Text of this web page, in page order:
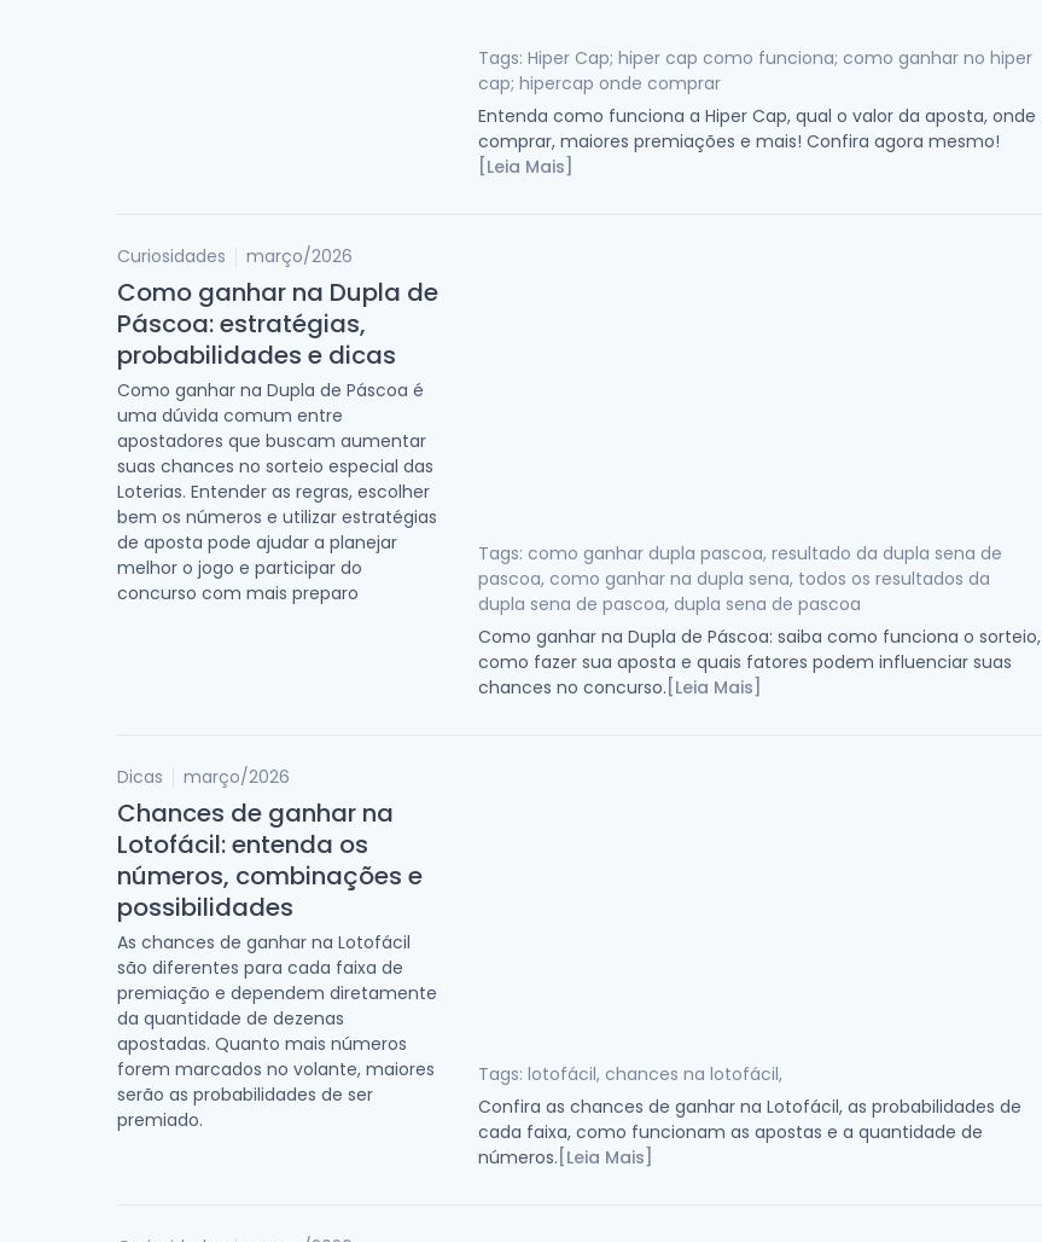
Tags: Hiper Cap; hiper cap como funciona; como ganhar no hiper
cap; hipercap onde comprar
Entenda como funciona a Hiper Cap, qual o valor da aposta, onde
comprar, maiores premiações e mais! Confira agora mesmo!
[Leia Mais]
Curiosidades março/2026
Como ganhar na Dupla de
Páscoa: estratégias,
probabilidades e dicas
Como ganhar na Dupla de Páscoa é
uma dúvida comum entre
apostadores que buscam aumentar
suas chances no sorteio especial das
Loterias. Entender as regras, escolher
bem os números e utilizar estratégias
de aposta pode ajudar a planejar
melhor o jogo e participar do
concurso com mais preparo
Tags: como ganhar dupla pascoa, resultado da dupla sena de
pascoa, como ganhar na dupla sena, todos os resultados da
dupla sena de pascoa, dupla sena de pascoa
Como ganhar na Dupla de Páscoa: saiba como funciona o sorteio,
como fazer sua aposta e quais fatores podem influenciar suas
chances no concurso. [Leia Mais]
Dicas março/2026
Chances de ganhar na
Lotofácil: entenda os
números, combinações e
possibilidades
As chances de ganhar na Lotofácil
são diferentes para cada faixa de
premiação e dependem diretamente
da quantidade de dezenas
apostadas. Quanto mais números
forem marcados no volante, maiores
serão as probabilidades de ser
premiado.
Tags: lotofácil, chances na lotofácil,
Confira as chances de ganhar na Lotofácil, as probabilidades de
cada faixa, como funcionam as apostas e a quantidade de
números. [Leia Mais]